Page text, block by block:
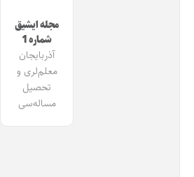
مجله ایشیق
شماره 1
آذربایجان
معلم‌لری و
تحصیل
مساله‌سی